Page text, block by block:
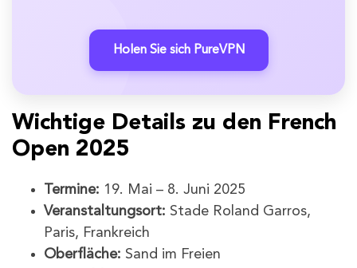
Holen Sie sich PureVPN
Wichtige Details zu den French
Open 2025
Termine: 19. Mai – 8. Juni 2025
Veranstaltungsort: Stade Roland Garros,
Paris, Frankreich
Oberfläche: Sand im Freien